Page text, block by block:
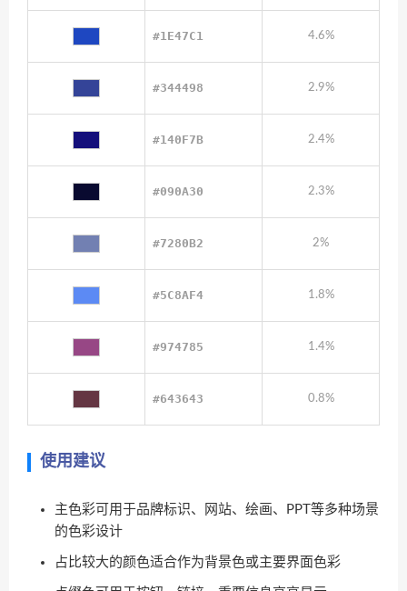
#1E47C1 4.6%
#344498 2.9%
#140F7B 2.4%
#090A30 2.3%
#7280B2 2%
#5C8AF4 1.8%
#974785 1.4%
#643643 0.8%
使用建议
主色彩可用于品牌标识、网站、绘画、PPT等多种场景
的色彩设计
占比较大的颜色适合作为背景色或主要界面色彩